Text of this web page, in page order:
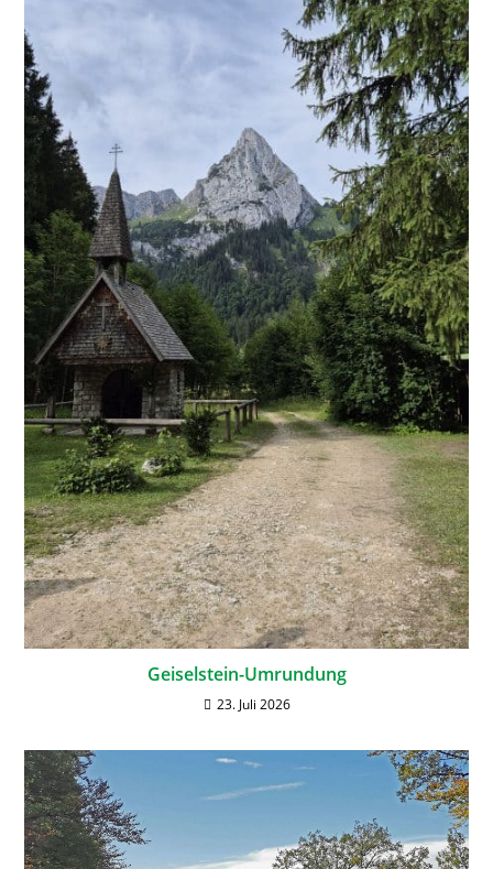
Geiselstein-Umrundung
23. Juli 2026